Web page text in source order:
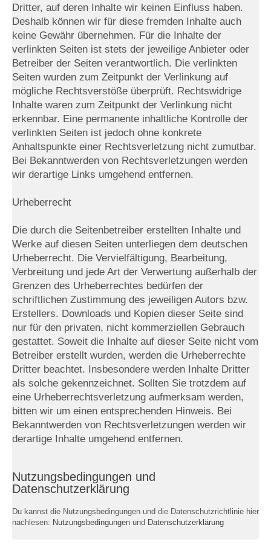
Dritter, auf deren Inhalte wir keinen Einfluss haben.
Deshalb können wir für diese fremden Inhalte auch
keine Gewähr übernehmen. Für die Inhalte der
verlinkten Seiten ist stets der jeweilige Anbieter oder
Betreiber der Seiten verantwortlich. Die verlinkten
Seiten wurden zum Zeitpunkt der Verlinkung auf
mögliche Rechtsverstöße überprüft. Rechtswidrige
Inhalte waren zum Zeitpunkt der Verlinkung nicht
erkennbar. Eine permanente inhaltliche Kontrolle der
verlinkten Seiten ist jedoch ohne konkrete
Anhaltspunkte einer Rechtsverletzung nicht zumutbar.
Bei Bekanntwerden von Rechtsverletzungen werden
wir derartige Links umgehend entfernen.
Urheberrecht
Die durch die Seitenbetreiber erstellten Inhalte und
Werke auf diesen Seiten unterliegen dem deutschen
Urheberrecht. Die Vervielfältigung, Bearbeitung,
Verbreitung und jede Art der Verwertung außerhalb der
Grenzen des Urheberrechtes bedürfen der
schriftlichen Zustimmung des jeweiligen Autors bzw.
Erstellers. Downloads und Kopien dieser Seite sind
nur für den privaten, nicht kommerziellen Gebrauch
gestattet. Soweit die Inhalte auf dieser Seite nicht vom
Betreiber erstellt wurden, werden die Urheberrechte
Dritter beachtet. Insbesondere werden Inhalte Dritter
als solche gekennzeichnet. Sollten Sie trotzdem auf
eine Urheberrechtsverletzung aufmerksam werden,
bitten wir um einen entsprechenden Hinweis. Bei
Bekanntwerden von Rechtsverletzungen werden wir
derartige Inhalte umgehend entfernen.
Nutzungsbedingungen und
Datenschutzerklärung
Du kannst die Nutzungsbedingungen und die Datenschutzrichtlinie hier
nachlesen: Nutzungsbedingungen und Datenschutzerklärung